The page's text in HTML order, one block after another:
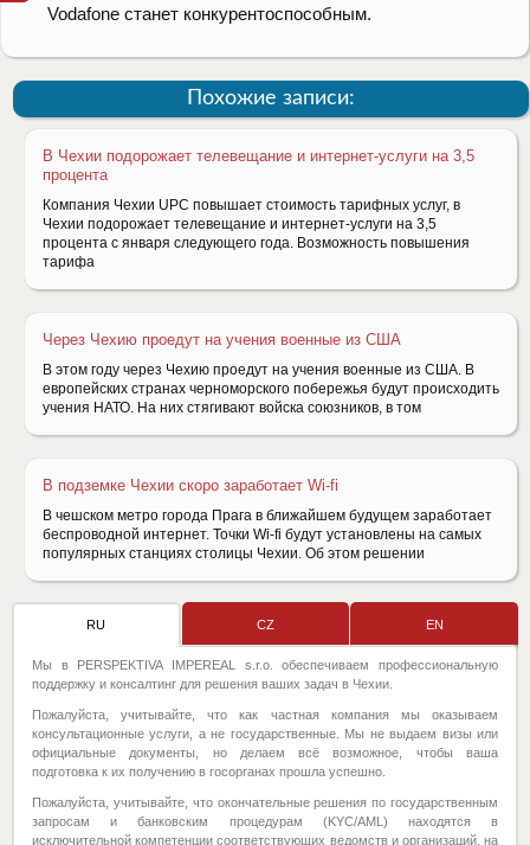
Vodafone станет конкурентоспособным.
Похожие записи:
В Чехии подорожает телевещание и интернет-услуги на 3,5
процента
Компания Чехии UPC повышает стоимость тарифных услуг, в
Чехии подорожает телевещание и интернет-услуги на 3,5
процента с января следующего года. Возможность повышения
тарифа
Через Чехию проедут на учения военные из США
В этом году через Чехию проедут на учения военные из США. В
европейских странах черноморского побережья будут происходить
учения НАТО. На них стягивают войска союзников, в том
В подземке Чехии скоро заработает Wi-fi
В чешском метро города Прага в ближайшем будущем заработает
беспроводной интернет. Точки Wi-fi будут установлены на самых
популярных станциях столицы Чехии. Об этом решении
RU CZ EN
Мы в PERSPEKTIVA IMPEREAL s.r.o. обеспечиваем профессиональную
поддержку и консалтинг для решения ваших задач в Чехии.
Пожалуйста, учитывайте, что как частная компания мы оказываем
консультационные услуги, а не государственные. Мы не выдаем визы или
официальные документы, но делаем всё возможное, чтобы ваша
подготовка к их получению в госорганах прошла успешно.
Пожалуйста, учитывайте, что окончательные решения по государственным
запросам и банковским процедурам (KYC/AML) находятся в
исключительной компетенции соответствующих ведомств и организаций, на